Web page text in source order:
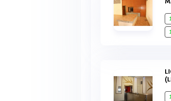
LIGNE DE CRÉMATION MODÈLE CR2000XL